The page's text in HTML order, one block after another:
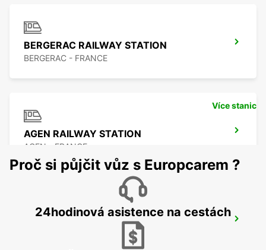
BERGERAC RAILWAY STATION
BERGERAC - FRANCE
AGEN RAILWAY STATION
AGEN - FRANCE
Více stanic
Proč si půjčit vůz s Europcarem ?
24hodinová asistence na cestách